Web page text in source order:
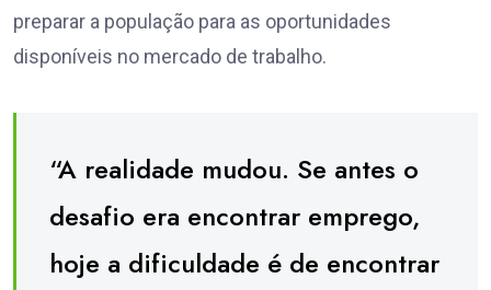
preparar a população para as oportunidades
disponíveis no mercado de trabalho.
“A realidade mudou. Se antes o
desafio era encontrar emprego,
hoje a dificuldade é de encontrar